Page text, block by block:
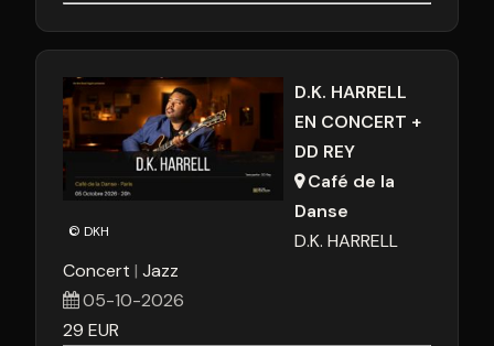
© DKH
D.K. HARRELL
EN CONCERT +
DD REY
Café de la
Danse
D.K. HARRELL
Concert Jazz
05-10-2026
29 EUR